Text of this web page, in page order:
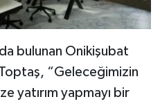
bulunan Onikişubat
“Geleceğimizin
yatırım yapmayı bir